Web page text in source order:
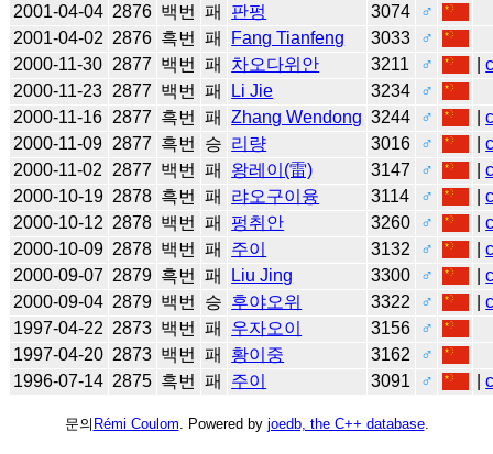
2001-04-04 2876 백번 패 판펑 3074
♂
2001-04-02 2876 흑번 패 Fang Tianfeng 3033
♂
2000-11-30 2877 백번 패 차오다위안 3211 ♂ |
2000-11-23 2877 백번 패 Li Jie 3234
♂
2000-11-16 2877 흑번 패 Zhang Wendong 3244 ♂ |
2000-11-09 2877 흑번 승 리량 3016 ♂ |
2000-11-02
2877 백번 패 왕레이(雷) 3147 ♂ |
2000-10-19 2878 흑번 패 랴오구이융 3114 ♂ |
2000-10-12 2878 백번 패 펑취안 3260 ♂ |
2000-10-09 2878 백번 패 주이 3132 ♂ |
2000-09-07 2879 흑번 패 Liu Jing 3300 ♂ |
2000-09-04 2879 백번 승 후야오위 3322 ♂ |
1997-04-22 2873 백번 패 우자오이 3156
♂
1997-04-20 2873 백번 패 황이중 3162
♂
1996-07-14 2875 흑번 패 주이 3091 ♂ |
문의 Rémi Coulom . Powered by joedb, the C++ database.